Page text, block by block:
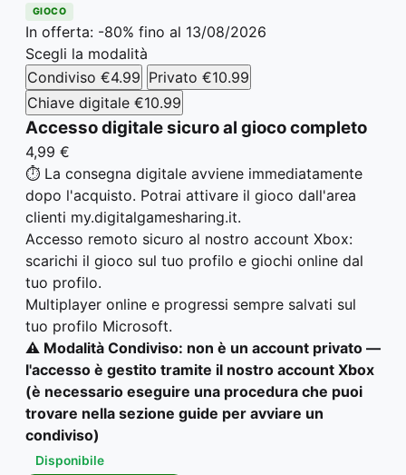
GIOCO
In offerta: -80% fino al 13/08/2026
Scegli la modalità
Condiviso €4.99 Privato €10.99
Chiave digitale €10.99
Accesso digitale sicuro al gioco completo
4,99 €
⏱️ La consegna digitale avviene immediatamente
dopo l'acquisto. Potrai attivare il gioco dall'area
clienti my.digitalgamesharing.it.
Accesso remoto sicuro al nostro account Xbox:
scarichi il gioco sul tuo profilo e giochi online dal
tuo profilo.
Multiplayer online e progressi sempre salvati sul
tuo profilo Microsoft.
⚠️ Modalità Condiviso: non è un account privato —
l'accesso è gestito tramite il nostro account Xbox
(è necessario eseguire una procedura che puoi
trovare nella sezione guide per avviare un
condiviso)
Disponibile